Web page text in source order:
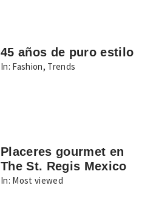
45 años de puro estilo
In: Fashion, Trends
Placeres gourmet en
The St. Regis Mexico
In: Most viewed